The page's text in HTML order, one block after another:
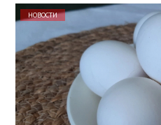
НОВОСТИ